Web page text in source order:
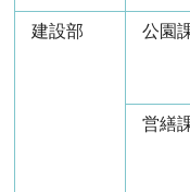
建設部 公園
営繕